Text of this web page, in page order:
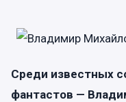
Среди известных
фантастов —